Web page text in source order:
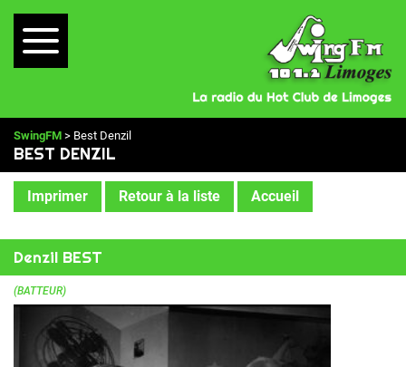
SwingFM > Best Denzil
BEST DENZIL
Imprimer Retour à la liste Accueil
Denzil BEST
(BATTEUR)